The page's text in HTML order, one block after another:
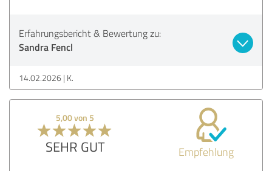
Erfahrungsbericht & Bewertung zu:
Sandra Fencl
14.02.2026 K.
5,00 von 5
SEHR GUT Empfehlung